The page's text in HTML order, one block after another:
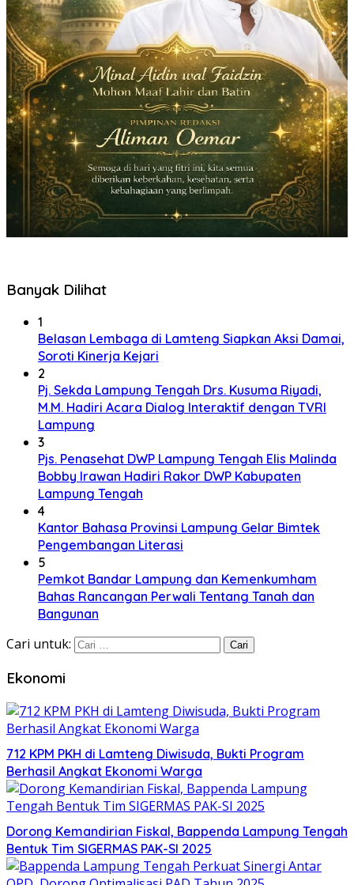
Banyak Dilihat
1
Belasan Lembaga di Lamteng Siapkan Aksi Damai,
Soroti Kinerja Kejari
2
Pj. Sekda Lampung Tengah Drs. Kusuma Riyadi,
M.M. Hadiri Acara Dialog Interaktif dengan TVRI
Lampung
3
Pjs. Penasehat DWP Lampung Tengah Elis Malinda
Bobby Irawan Hadiri Rakor DWP Kabupaten
Lampung Tengah
4
Kantor Bahasa Provinsi Lampung Gelar Bimtek
Pengembangan Literasi
5
Pemkot Bandar Lampung dan Kemenkumham
Bahas Rancangan Perwali Tentang Tanah dan
Bangunan
Cari untuk:
Ekonomi
712 KPM PKH di Lamteng Diwisuda, Bukti Program
Berhasil Angkat Ekonomi Warga
Dorong Kemandirian Fiskal, Bappenda Lampung Tengah
Bentuk Tim SIGERMAS PAK-SI 2025